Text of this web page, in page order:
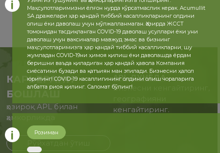
КАРЬЕРАНИ
БОШЛАШ
ҳозироқ APL билан
ҳамкорликда
APL ДУНЁДА
Бизнесни кенгайтиринг,
кенгайтиринг.
Маҳсулотларимизни ёлғон нурда кўрсатмаслик керак. Acumullit
SA дражелари ҳар қандай тиббий касалликларнинг олдини
олиш ёки даволаш учун мўлжалланмаган. Ҳозирда ЖССТ
томонидан тасдиқланган COVID-19 даволаш усуллари ёки уни
даволаш учун ваксиналар мавжуд эмас ва бизнинг
маҳсулотларимизга ҳар қандай тиббий касалликларни, шу
жумладан COVID-19ни ҳимоя қилиш ёки даволашда ёрдам
беришни ваъда қиладиган ҳар қандай ҳавола Компания
сиёсатини бузади ва қатъиян ман этилади. Бизнесни ҳалол
юритинг! COVID-19 касаллигининг олдини олиш чораларига
албатта риоя қилинг. Саломат бўлинг!
Розиман